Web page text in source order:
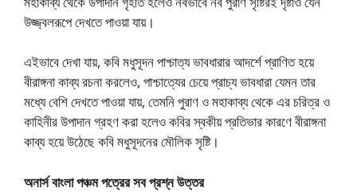
উজ্জ্বলরূপে দেখতে পাওয়া যায়।
এইভাবে দেখা যায়, কবি মধুসূদন পাশ্চাত্য ভাবধারার আদর্শে প্রাণিত হয়ে
বীরাঙ্গনা কাব্য রচনা করলেও, পাশ্চাত্যের চেয়ে প্রাচ্য ভাবধারা যেমন তার
মধ্যে বেশি দেখতে পাওয়া যায়, তেমনি পুরাণ ও মহাকাব্য থেকে এর চরিত্র ও
কাহিনীর উপাদান গ্রহণ করা হলেও কবির স্বকীয় প্রতিভার কারণে বীরাঙ্গনা
কাব্য হয়ে উঠেছে কবি মধুসূদনের মৌলিক সৃষ্টি।
অনার্স বাংলা পঞ্চম পত্রের সব প্রশ্ন উত্তর